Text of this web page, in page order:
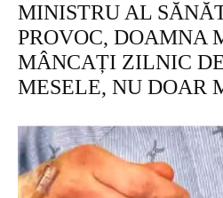
MINISTRU AL
PROVOC, DOAMNA
MÂNCAȚI ZILNIC
MESELE, NU DOAR